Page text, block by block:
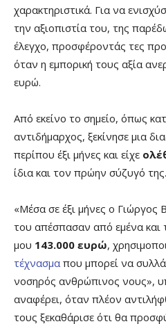
χαρακτηριστικά. Για να
την αξιοπιστία του, της
έλεγχο, προσφέροντάς τες
όταν η εμπορική τους αξία
ευρώ.
Από εκείνο το σημείο, όπως
αντιδήμαρχος, ξεκίνησε μια
περίπου έξι μήνες και είχε
ίδια και τον πρώην σύζυγό της.
«Μέσα σε έξι μήνες ο Γιώργος
του απέσπασαν από εμένα
μου 143.000 ευρώ,
τέχνασμα που μπορεί να
νοσηρός ανθρώπινος νους»,
αναφέρει, όταν πλέον
τους ξεκαθάρισε ότι θα